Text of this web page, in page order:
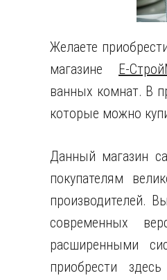
Желаете
магазине Е-
ванных комнат. В
которые можно
Данный магазин
покупателям
производителей.
современных
расширенными
приобрести